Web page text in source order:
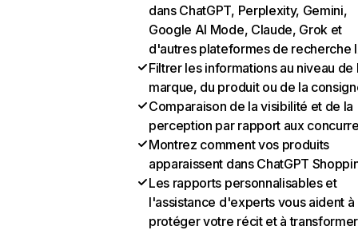
dans ChatGPT, Perplexity, Gemini,
Google AI Mode, Claude, Grok et
d'autres plateformes de recherche
Filtrer les informations au niveau de
marque, du produit ou de la
Comparaison de la visibilité et de la
perception par rapport aux
Montrez comment vos produits
apparaissent dans ChatGPT
Les rapports personnalisables et
l'assistance d'experts vous aident à
protéger votre récit et à